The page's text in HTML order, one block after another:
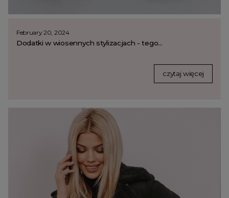
February 20, 2024
Dodatki w wiosennych stylizacjach - tego...
czytaj więcej